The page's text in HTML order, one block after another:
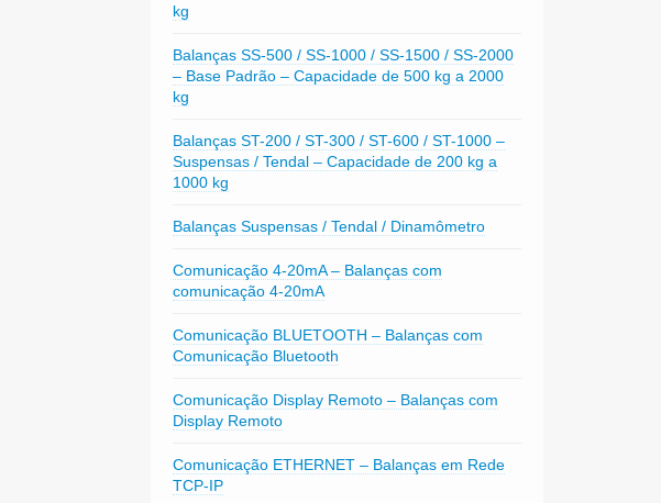
kg
Balanças SS-500 / SS-1000 / SS-1500 / SS-2000
– Base Padrão – Capacidade de 500 kg a 2000
kg
Balanças ST-200 / ST-300 / ST-600 / ST-1000 –
Suspensas / Tendal – Capacidade de 200 kg a
1000 kg
Balanças Suspensas / Tendal / Dinamômetro
Comunicação 4-20mA – Balanças com
comunicação 4-20mA
Comunicação BLUETOOTH – Balanças com
Comunicação Bluetooth
Comunicação Display Remoto – Balanças com
Display Remoto
Comunicação ETHERNET – Balanças em Rede
TCP-IP